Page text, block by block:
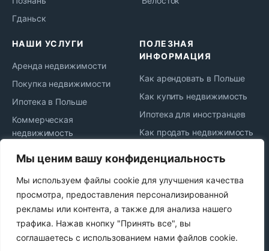
Мы ценим вашу конфиденциальность
Мы используем файлы cookie для улучшения качества
просмотра, предоставления персонализированной
рекламы или контента, а также для анализа нашего
трафика. Нажав кнопку "Принять все", вы
соглашаетесь с использованием нами файлов cookie.
Гданьск
НАШИ УСЛУГИ
Аренда недвижимости
Покупка недвижимости
Ипотека в Польше
Коммерческая
недвижимость
сопровождение
Сдача в аренду
Продажа недвижимости
Najem okazjonalny
ПОЛЕЗНАЯ
ИНФОРМАЦИЯ
Как арендовать в Польше
Как купить недвижимость
Ипотека для иностранцев
Как продать недвижимость
Новости рынка
Политика
конфиденциальности